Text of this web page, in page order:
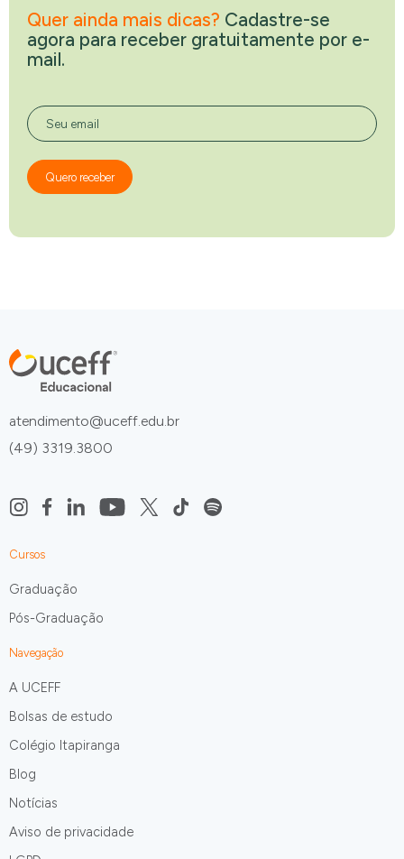
Quer ainda mais dicas? Cadastre-se
agora para receber gratuitamente por e-
mail.
Seu email
Quero receber
atendimento@uceff.edu.br
(49) 3319.3800
Cursos
Graduação
Pós-Graduação
Navegação
A UCEFF
Bolsas de estudo
Colégio Itapiranga
Blog
Notícias
Aviso de privacidade